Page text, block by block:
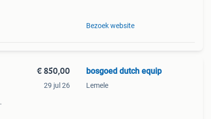
Bezoek website
€ 850,00
29 jul 26
bosgoed dutch equip
Lemele